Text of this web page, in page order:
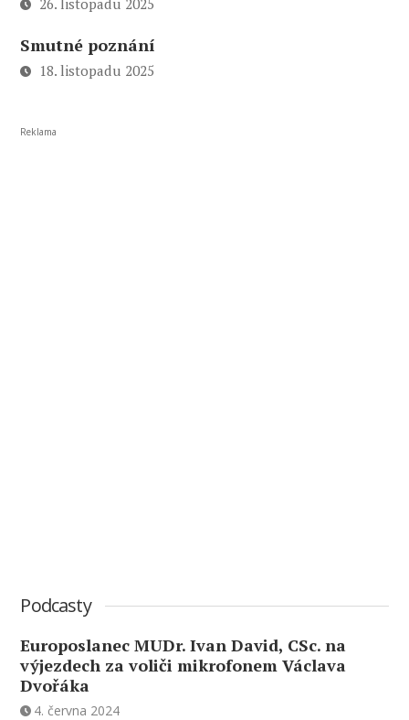
Smutné poznání
18. listopadu 2025
Reklama
Podcasty
Europoslanec MUDr. Ivan David, CSc. na
výjezdech za voliči mikrofonem Václava
Dvořáka
4. června 2024